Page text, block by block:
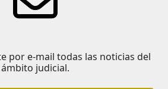
por e-mail todas las noticias del
ámbito judicial.